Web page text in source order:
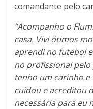
comandante pelo
“Acompanho o
casa. Vivi ótimos
aprendi no futebol
no profissional
tenho um carinho e
cuidou e acreditou
necessária para eu